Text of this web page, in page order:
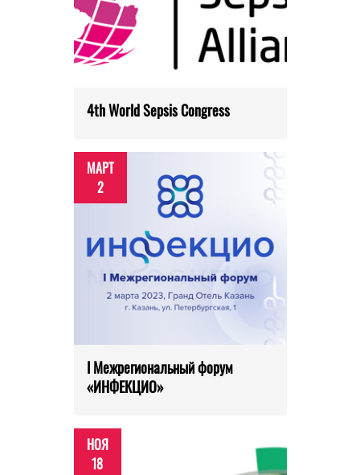
4th World Sepsis Congress
МАРТ
2
I Межрегиональный форум
«ИНФЕКЦИО»
НОЯ
18